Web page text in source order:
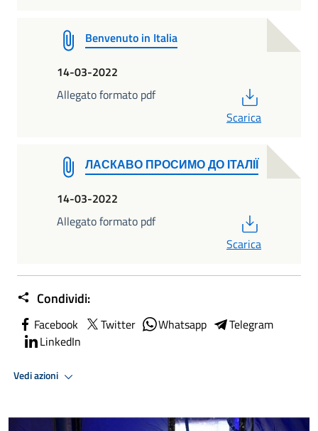
Benvenuto in Italia
14-03-2022
Allegato formato pdf
Scarica
ЛАСКАВО ПРОСИМО ДО ІТАЛІЇ
14-03-2022
Allegato formato pdf
Scarica
Condividi:
Facebook Twitter Whatsapp
Telegram
LinkedIn
Vedi azioni